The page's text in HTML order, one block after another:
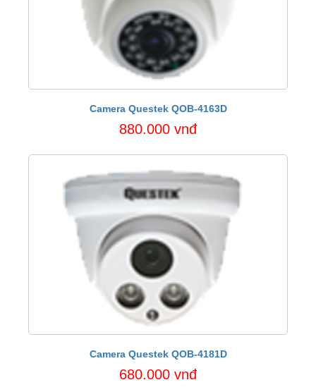
Camera Questek QOB-4163D
880.000 vnđ
Camera Questek QOB-4181D
680.000 vnđ